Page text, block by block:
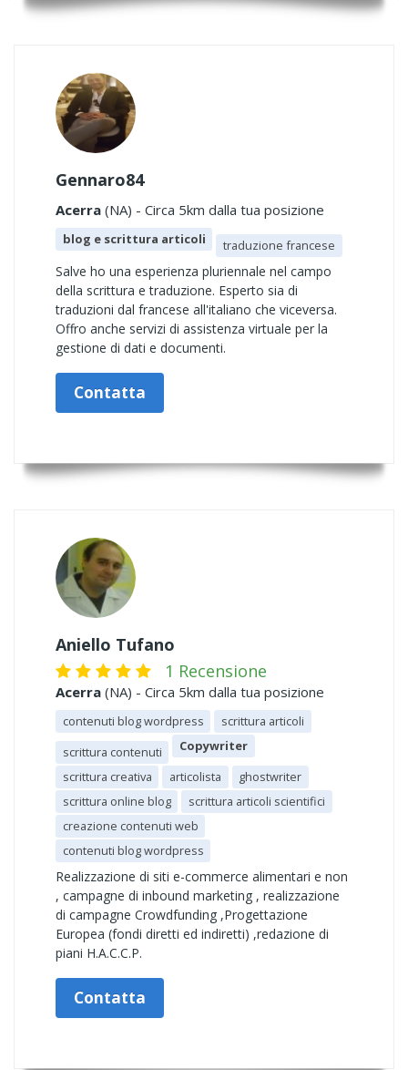
Gennaro84
Acerra (NA) - Circa 5km dalla tua posizione
blog e scrittura articoli traduzione francese
Salve ho una esperienza pluriennale nel campo
della scrittura e traduzione. Esperto sia di
traduzioni dal francese all'italiano che viceversa.
Offro anche servizi di assistenza virtuale per la
gestione di dati e documenti.
Contatta
Aniello Tufano
1 Recensione
Acerra (NA) - Circa 5km dalla tua posizione
contenuti blog wordpress
scrittura articoli
scrittura contenuti
Copywriter
scrittura creativa
articolista
ghostwriter
scrittura online blog
scrittura articoli scientifici
creazione contenuti web
contenuti blog wordpress
Realizzazione di siti e-commerce alimentari e non
, campagne di inbound marketing , realizzazione
di campagne Crowdfunding ,Progettazione
Europea (fondi diretti ed indiretti) ,redazione di
piani H.A.C.C.P.
Contatta